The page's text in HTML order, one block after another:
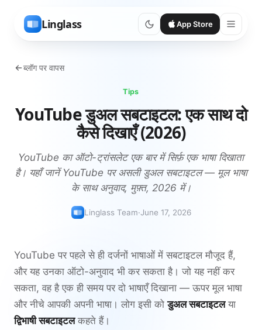
Linglass App Store
ब्लॉग पर वापस
Tips
YouTube डुअल सबटाइटल: एक साथ दो
कैसे दिखाएँ (2026)
YouTube का ऑटो-ट्रांसलेट एक बार में सिर्फ़ एक भाषा दिखाता
है। यहाँ जानें YouTube पर असली डुअल सबटाइटल — मूल भाषा
के साथ अनुवाद, मुफ़्त, 2026 में।
Linglass Team·June 17, 2026
YouTube पर पहले से ही दर्जनों भाषाओं में सबटाइटल मौजूद हैं,
और यह उनका ऑटो-अनुवाद भी कर सकता है। जो यह नहीं कर
सकता, वह है एक ही समय पर दो भाषाएँ दिखाना — ऊपर मूल भाषा
और नीचे आपकी अपनी भाषा। लोग इसी कोडुअल सबटाइटलया
द्विभाषी सबटाइटलकहते हैं।